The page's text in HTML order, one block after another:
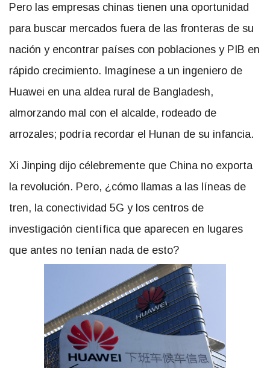
Pero las empresas chinas tienen una oportunidad
para buscar mercados fuera de las fronteras de su
nación y encontrar países con poblaciones y PIB en
rápido crecimiento. Imagínese a un ingeniero de
Huawei en una aldea rural de Bangladesh,
almorzando mal con el alcalde, rodeado de
arrozales; podría recordar el Hunan de su infancia.
Xi Jinping dijo célebremente que China no exporta
la revolución. Pero, ¿cómo llamas a las líneas de
tren, la conectividad 5G y los centros de
investigación científica que aparecen en lugares
que antes no tenían nada de esto?